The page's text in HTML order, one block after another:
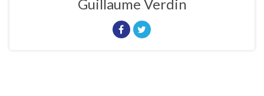
Guillaume Verdin